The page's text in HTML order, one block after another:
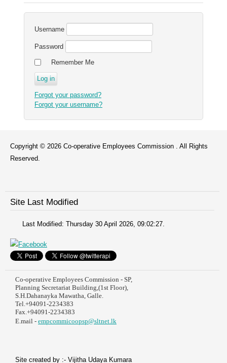
Username
Password
Remember Me
Forgot your password?
Forgot your username?
Copyright © 2026 Co-operative Employees Commission . All Rights
Reserved.
Site Last Modified
Last Modified: Thursday 30 April 2026, 09:02:27.
Co-operative Employees Commission - SP,
Planning Secretariat Building,(1st Floor),
S.H.Dahanayka Mawatha, Galle.
Tel.+94091-2234383
Fax.+94091-2234383
E.mail - empcommicoopsp@sltnet.lk
Site created by :- Vijitha Udaya Kumara